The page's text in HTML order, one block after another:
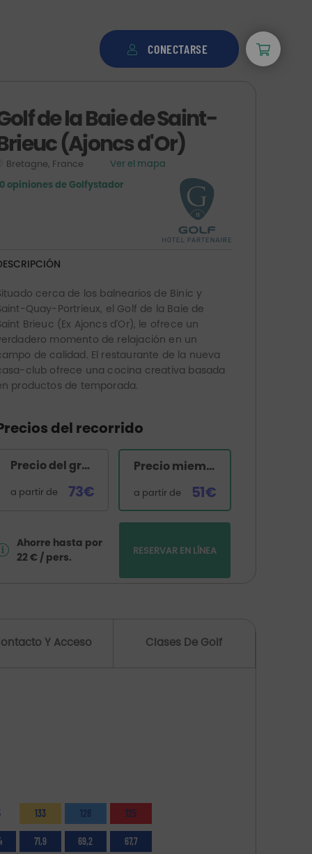
CONECTARSE
de la Baie de Saint-
(Ajoncs d'Or)
Bretagne, France
Ver el mapa
opiniones de Golfystador
cerca de los balnearios de Binic y
Quay-Portrieux, el Golf de la Baie de
Brieuc (Ex Ajoncs d'Or), le ofrece un
momento de relajación en un
de calidad. El restaurante de la nueva
club ofrece una cocina creativa basada
productos de temporada.
del recorrido
Precio del green-fee
a partir de 73€
Precio miembro Golfy
a partir de 51€
Ahorre hasta por
22 € / pers.
RESERVAR EN LÍNEA
Y Acceso Clases De Golf
133 128 125
71,9 69,2 67,7